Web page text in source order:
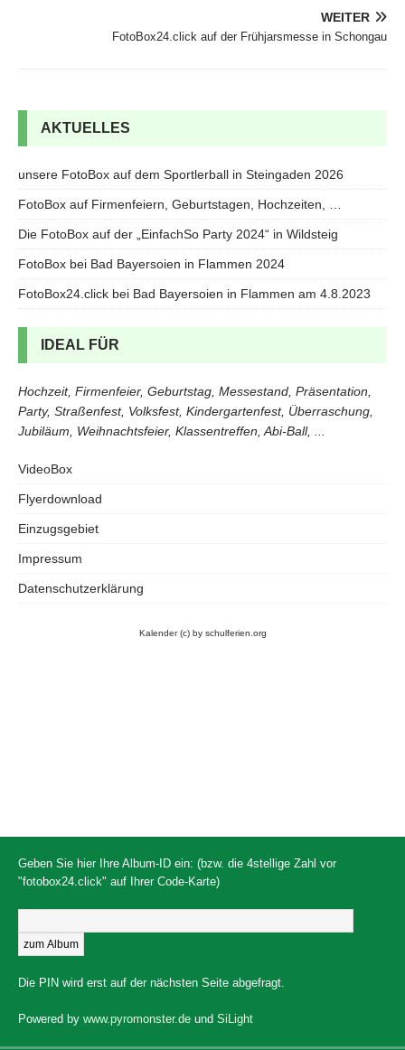
WEITER
FotoBox24.click auf der Frühjarsmesse in Schongau
AKTUELLES
unsere FotoBox auf dem Sportlerball in Steingaden 2026
FotoBox auf Firmenfeiern, Geburtstagen, Hochzeiten, …
Die FotoBox auf der „EinfachSo Party 2024“ in Wildsteig
FotoBox bei Bad Bayersoien in Flammen 2024
FotoBox24.click bei Bad Bayersoien in Flammen am 4.8.2023
IDEAL FÜR
Hochzeit, Firmenfeier, Geburtstag, Messestand, Präsentation,
Party, Straßenfest, Volksfest, Kindergartenfest, Überraschung,
Jubiläum, Weihnachtsfeier, Klassentreffen, Abi-Ball, ...
VideoBox
Flyerdownload
Einzugsgebiet
Impressum
Datenschutzerklärung
Kalender(c) by schulferien.org
Geben Sie hier Ihre Album-ID ein: (bzw. die 4stellige Zahl vor
"fotobox24.click" auf Ihrer Code-Karte)
Die PIN wird erst auf der nächsten Seite abgefragt.
Powered by www.pyromonster.de und SiLight